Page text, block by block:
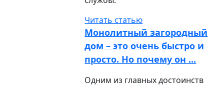
Читать статью
Монолитный загородный
дом – это очень быстро и
просто. Но почему он ...
Одним из главных достоинств